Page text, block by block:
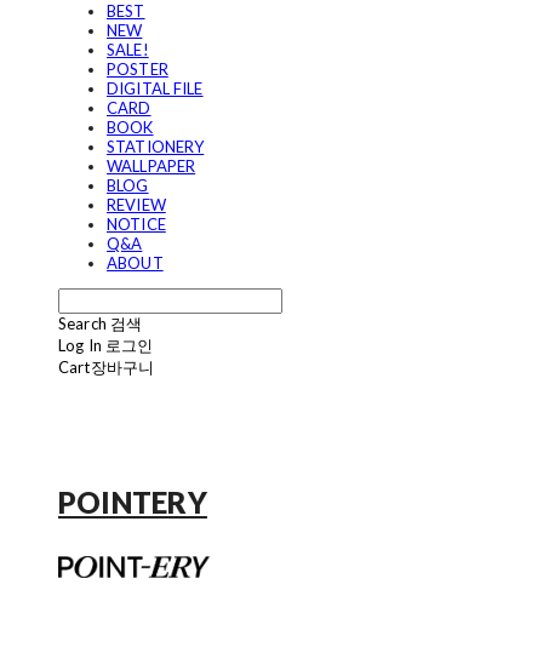
BEST
NEW
SALE!
POSTER
DIGITAL FILE
CARD
BOOK
STATIONERY
WALLPAPER
BLOG
REVIEW
NOTICE
Q&A
ABOUT
Search 검색
Log In 로그인
Cart장바구니
POINTERY